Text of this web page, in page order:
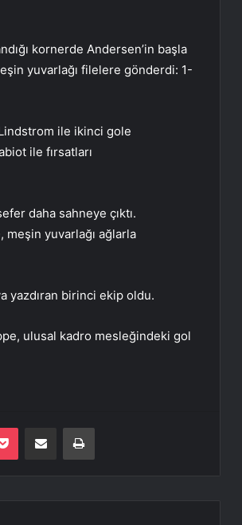
kornerde Andersen’in başla
yuvarlağı filelere gönderdi: 1-
ile ikinci gole
ile fırsatları
daha sahneye çıktı.
meşin yuvarlağı ağlarla
yazdıran birinci ekip oldu.
ulusal kadro mesleğindeki gol
Pocket E-Posta ile paylaş Yazdır